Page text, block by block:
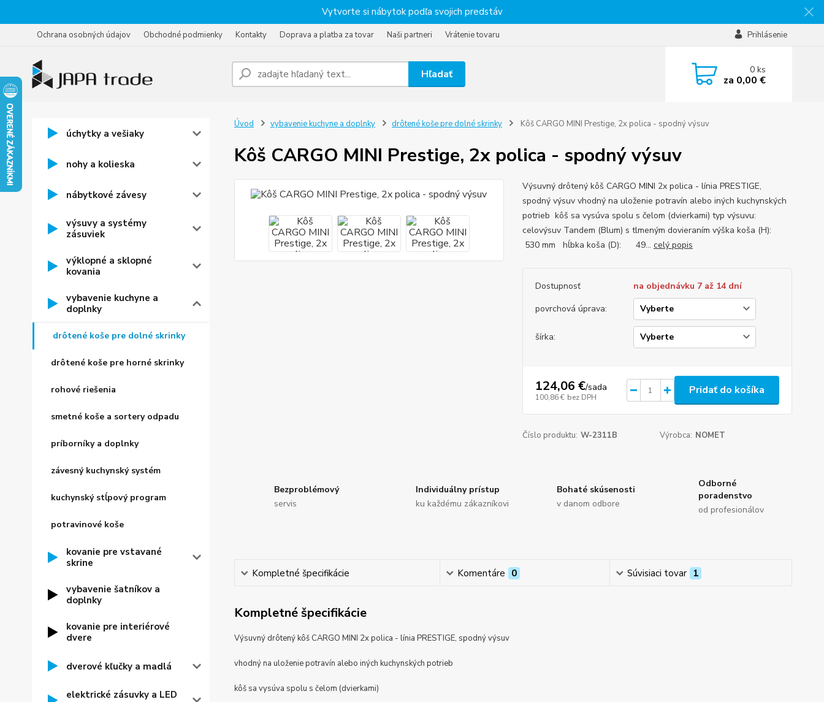
Vytvorte si nábytok podľa svojich predstáv
Ochrana osobných údajov Obchodné podmienky Kontakty Doprava a platba za tovar Naši partneri Vrátenie tovaru Prihlásenie
Hľadať 0ks
za 0,00 €
úchytky a vešiaky
nohy a kolieska
nábytkové závesy
výsuvy a systémy
zásuviek
výklopné a sklopné
kovania
vybavenie kuchyne a
doplnky
drôtené koše pre dolné skrinky
drôtené koše pre horné skrinky
rohové riešenia
smetné koše a sortery odpadu
príborníky a doplnky
závesný kuchynský systém
kuchynský stĺpový program
potravinové koše
kovanie pre vstavané
skrine
vybavenie šatníkov a
doplnky
kovanie pre interiérové
dvere
dverové kľučky a madlá
elektrické zásuvky a LED
Úvod vybavenie kuchyne a doplnky drôtené koše pre dolné skrinky Kôš CARGO MINI Prestige, 2x polica - spodný výsuv
Kôš CARGO MINI Prestige, 2x polica - spodný výsuv
Výsuvný drôtený kôš CARGO MINI 2x polica - línia PRESTIGE,
spodný výsuv vhodný na uloženie potravín alebo iných kuchynských
potrieb kôš sa vysúva spolu s čelom (dvierkami) typ výsuvu:
celovýsuv Tandem (Blum) s tlmeným dovieraním výška koša (H):
530 mm hĺbka koša (D): 49... celý popis
Dostupnosť
na objednávku 7 až 14 dní
povrchová úprava:
šírka:
124,06 €/sada
100,86 € bez DPH
Pridať do košíka
Číslo produktu: W-2311B Výrobca: NOMET
Bezproblémový
servis
Individuálny prístup
ku každému zákazníkovi
Bohaté skúsenosti
v danom odbore
Odborné
poradenstvo
od profesionálov
Kompletné špecifikácie Komentáre 0 Súvisiaci tovar 1
Kompletné špecifikácie
Výsuvný drôtený kôš CARGO MINI 2x polica - línia PRESTIGE, spodný výsuv
vhodný na uloženie potravín alebo iných kuchynských potrieb
kôš sa vysúva spolu s čelom (dvierkami)